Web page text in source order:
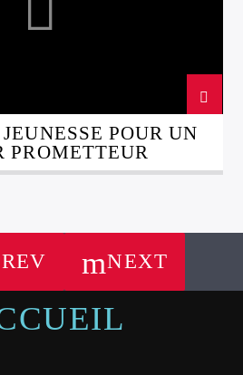
POUR UN
PROMETTEUR
NEXT